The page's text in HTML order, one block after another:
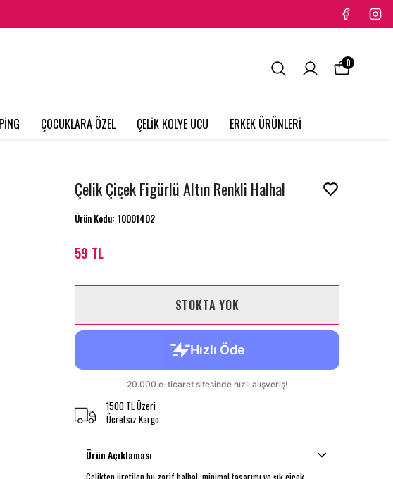
ÇOCUKLARA ÖZEL ÇELİK KOLYE UCU ERKEK ÜRÜNLERİ
0
Çelik Çiçek Figürlü Altın Renkli Halhal
Ürün Kodu: 10001402
59 TL
STOKTA YOK
1500 TL Üzeri
Ücretsiz Kargo
Ürün Açıklaması